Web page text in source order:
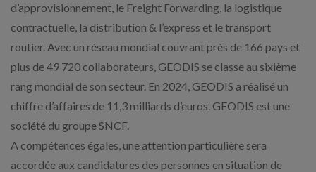
d’approvisionnement, le Freight Forwarding, la logistique
contractuelle, la distribution & l’express et le transport
routier. Avec un réseau mondial couvrant près de 166 pays et
plus de 49 720 collaborateurs, GEODIS se classe au sixième
rang mondial de son secteur. En 2024, GEODIS a réalisé un
chiffre d’affaires de 11,3 milliards d’euros. GEODIS est une
société du groupe SNCF.
A compétences égales, une attention particulière sera
accordée aux candidatures des personnes en situation de